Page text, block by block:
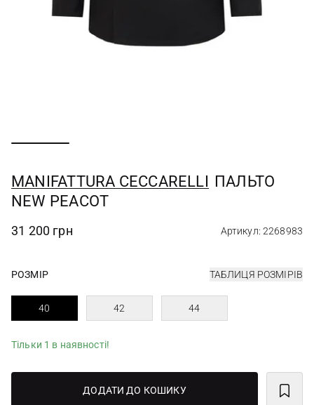
MANIFATTURA CECCARELLI ПАЛЬТО
NEW PEACOT
31 200 грн Артикул: 2268983
РОЗМІР ТАБЛИЦЯ РОЗМІРІВ
40 42 44
Тільки 1 в наявності!
ДОДАТИ ДО КОШИКУ